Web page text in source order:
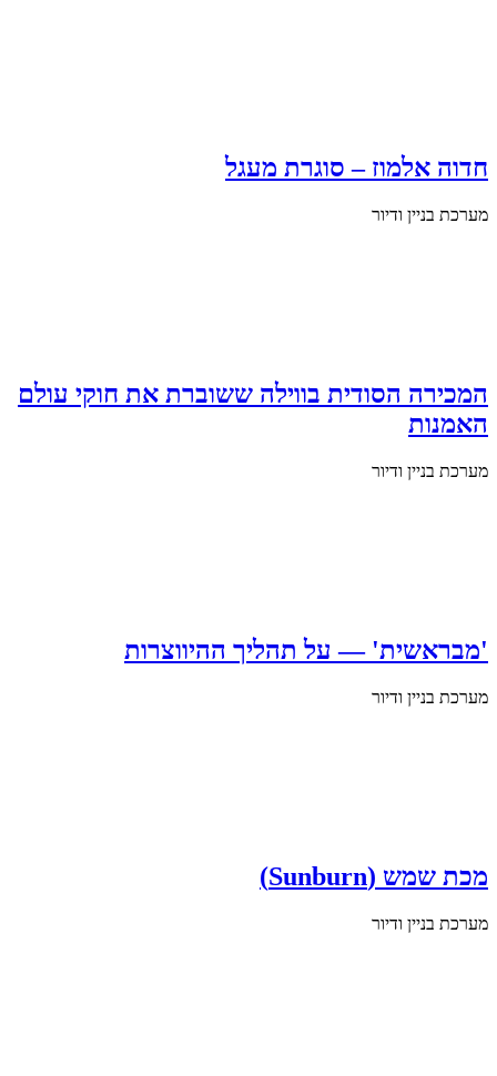
חדוה אלמוז – סוגרת מעגל
מערכת בניין ודיור
המכירה הסודית בווילה ששוברת את חוקי עולם
האמנות
מערכת בניין ודיור
'מבראשית' — על תהליך ההיווצרות
מערכת בניין ודיור
מכת שמש (Sunburn)
מערכת בניין ודיור